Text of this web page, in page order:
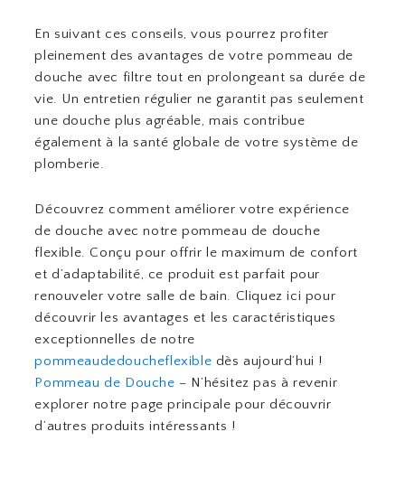
En suivant ces conseils, vous pourrez profiter
pleinement des avantages de votre pommeau de
douche avec filtre tout en prolongeant sa durée de
vie. Un entretien régulier ne garantit pas seulement
une douche plus agréable, mais contribue
également à la santé globale de votre système de
plomberie.
Découvrez comment améliorer votre expérience
de douche avec notre pommeau de douche
flexible. Conçu pour offrir le maximum de confort
et d’adaptabilité, ce produit est parfait pour
renouveler votre salle de bain. Cliquez ici pour
découvrir les avantages et les caractéristiques
exceptionnelles de notre
pommeaudedoucheflexible dès aujourd’hui !
Pommeau de Douche – N’hésitez pas à revenir
explorer notre page principale pour découvrir
d’autres produits intéressants !